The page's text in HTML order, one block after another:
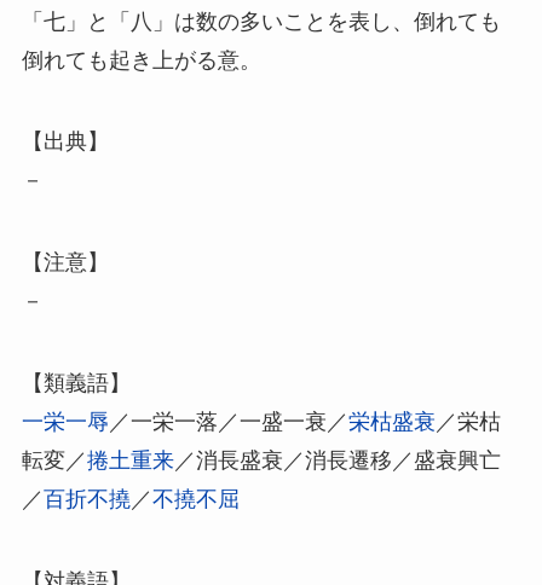
「七」と「八」は数の多いことを表し、倒れても
倒れても起き上がる意。
【出典】
－
【注意】
－
【類義語】
一栄一辱 ／一栄一落／一盛一衰／栄枯盛衰 ／栄枯
転変／捲土重来／消長盛衰／消長遷移／盛衰興亡
／百折不撓／不撓不屈